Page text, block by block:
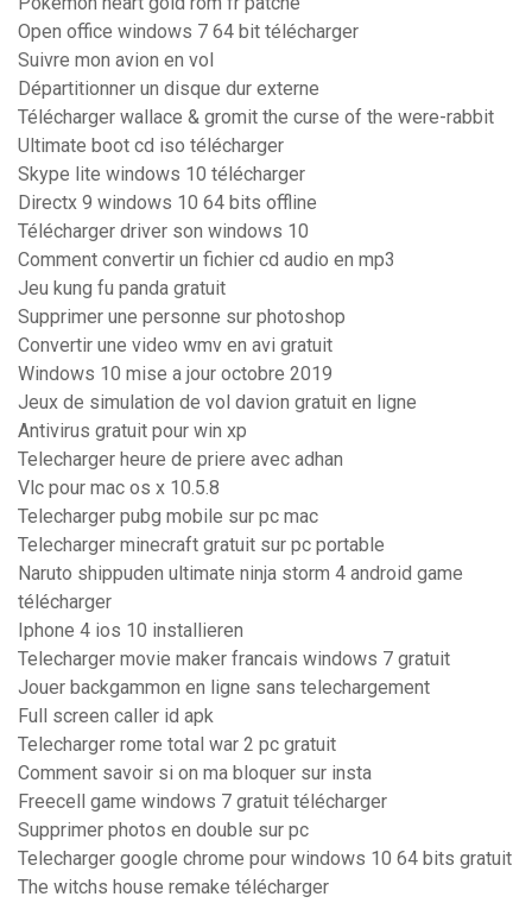
Open office windows 7 64 bit télécharger
Suivre mon avion en vol
Départitionner un disque dur externe
Télécharger wallace & gromit the curse of the were-rabbit
Ultimate boot cd iso télécharger
Skype lite windows 10 télécharger
Directx 9 windows 10 64 bits offline
Télécharger driver son windows 10
Comment convertir un fichier cd audio en mp3
Jeu kung fu panda gratuit
Supprimer une personne sur photoshop
Convertir une video wmv en avi gratuit
Windows 10 mise a jour octobre 2019
Jeux de simulation de vol davion gratuit en ligne
Antivirus gratuit pour win xp
Telecharger heure de priere avec adhan
Vlc pour mac os x 10.5.8
Telecharger pubg mobile sur pc mac
Telecharger minecraft gratuit sur pc portable
Naruto shippuden ultimate ninja storm 4 android game
télécharger
Iphone 4 ios 10 installieren
Telecharger movie maker francais windows 7 gratuit
Jouer backgammon en ligne sans telechargement
Full screen caller id apk
Telecharger rome total war 2 pc gratuit
Comment savoir si on ma bloquer sur insta
Freecell game windows 7 gratuit télécharger
Supprimer photos en double sur pc
Telecharger google chrome pour windows 10 64 bits gratuit
The witchs house remake télécharger